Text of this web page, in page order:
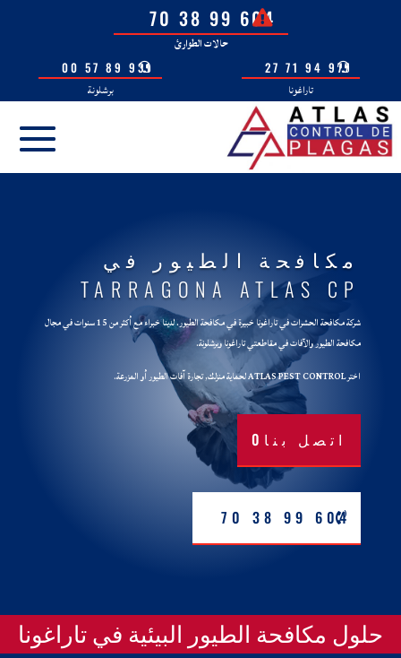
604 99 38 70
حالات الطوارئ
931 89 57 00
برشلونة
977 94 71 27
تاراغونا
مكافحة الطيور في
TARRAGONA ATLAS CP
شركة مكافحة الحشرات في تاراغونا خبيرة في مكافحة الطيور. لدينا خبراء مع أكثر من 15 سنوات في مجال
مكافحة الطيور والآفات في مقاطعتي تاراغونا وبرشلونة.
اختر ATLAS PEST CONTROL لحماية منزلك, تجارة آفات الطيور أو المزرعة.
اتصل بنا0
604 99 38 70
حلول مكافحة الطيور البيئية في تاراغونا